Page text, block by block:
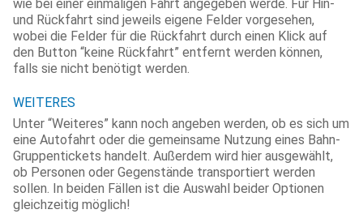
wie bei einer einmaligen Fahrt angegeben werde. Für Hin-
und Rückfahrt sind jeweils eigene Felder vorgesehen,
wobei die Felder für die Rückfahrt durch einen Klick auf
den Button “keine Rückfahrt” entfernt werden können,
falls sie nicht benötigt werden.
WEITERES
Unter “Weiteres” kann noch angeben werden, ob es sich um
eine Autofahrt oder die gemeinsame Nutzung eines Bahn-
Gruppentickets handelt. Außerdem wird hier ausgewählt,
ob Personen oder Gegenstände transportiert werden
sollen. In beiden Fällen ist die Auswahl beider Optionen
gleichzeitig möglich!